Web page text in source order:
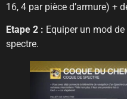
16, 4 par pièce d’armure) +
Etape 2 : Equiper un mod
spectre.